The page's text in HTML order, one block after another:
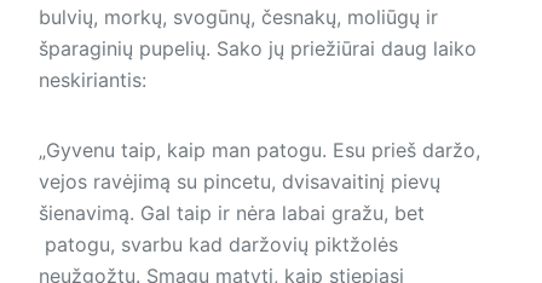
bulvių, morkų, svogūnų, česnakų, moliūgų ir
šparaginių pupelių. Sako jų priežiūrai daug laiko
ne­ski­rian­tis:
„Gyvenu taip, kaip man patogu. Esu prieš daržo,
vejos ravėjimą su pincetu, dvisavaitinį pievų
šienavimą. Gal taip ir nėra labai gražu, bet
patogu, svarbu kad daržovių piktžolės
neužgožtų. Smagu matyti, kaip stiepiasi